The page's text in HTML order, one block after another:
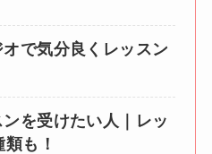
で気分良くレッスン
を受けたい人｜レッ
も！